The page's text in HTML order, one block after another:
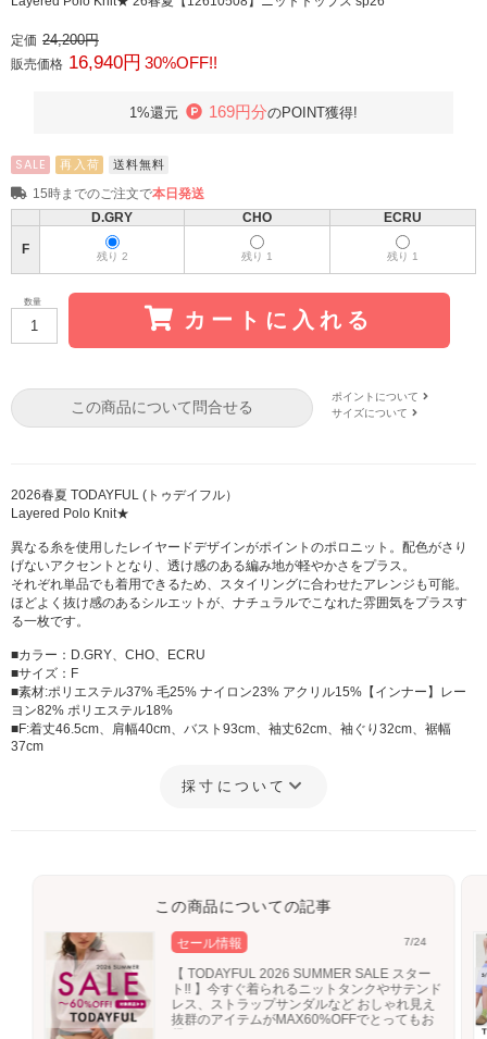
定価 24,200円
販売価格 16,940円 30%OFF!!
1%還元 169円分のPOINT獲得!
SALE 再入荷 送料無料
15時までのご注文で本日発送
D.GRY
CHO ECRU
F 残り 2 残り 1 残り 1
数量
カートに入れる
この商品について問合せる
ポイントについて
サイズについて
2026春夏 TODAYFUL (トゥデイフル）
Layered Polo Knit★
異なる糸を使用したレイヤードデザインがポイントのポロニット。配色がさり
げないアクセントとなり、透け感のある編み地が軽やかさをプラス。
それぞれ単品でも着用できるため、スタイリングに合わせたアレンジも可能。
ほどよく抜け感のあるシルエットが、ナチュラルでこなれた雰囲気をプラスす
る一枚です。
■カラー：D.GRY、CHO、ECRU
■サイズ：F
■素材:ポリエステル37% 毛25% ナイロン23% アクリル15%【インナー】レー
ヨン82% ポリエステル18%
■F:着丈46.5cm、肩幅40cm、バスト93cm、袖丈62cm、袖ぐり32cm、裾幅
37cm
採寸について
この商品についての記事
セール情報 7/24
【 TODAYFUL 2026 SUMMER SALE スター
ト!! 】今すぐ着られるニットタンクやサテンド
レス、ストラップサンダルなど おしゃれ見え
抜群のアイテムがMAX60%OFFでとってもお